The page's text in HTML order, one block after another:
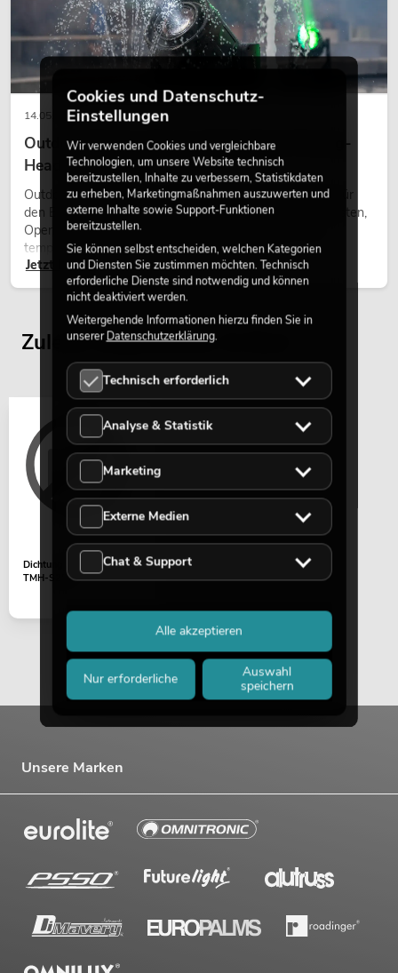
14.05.2026
Outdoor Moving-Heads: Wetterfeste Moving-
Heads bei Events
Outdoor Moving-Heads sind bewegliche Scheinwerfer für
den Einsatz im Freien. Sie werden bei Festivals, Stadtfesten,
Open-Air-Konzerten, Architekturinszenierungen und
temporären Außeninstallationen eingesetzt.
Jetzt lesen
Zuletzt angesehene Artikel
Dichtungsring (Kopf) IP
TMH-S250
Unsere Marken
Cookies und Datenschutz-
Einstellungen
Wir verwenden Cookies und vergleichbare
Technologien, um unsere Website technisch
bereitzustellen, Inhalte zu verbessern, Statistikdaten
zu erheben, Marketingmaßnahmen auszuwerten und
externe Inhalte sowie Support-Funktionen
bereitzustellen.
Sie können selbst entscheiden, welchen Kategorien
und Diensten Sie zustimmen möchten. Technisch
erforderliche Dienste sind notwendig und können
nicht deaktiviert werden.
Weitergehende Informationen hierzu finden Sie in
unsererDatenschutzerklärung.
Technisch erforderlich
Analyse & Statistik
Marketing
Externe Medien
Chat & Support
Nur erforderliche
Auswahl
speichern
Alle akzeptieren